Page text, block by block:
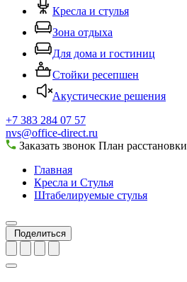
Кресла и стулья
Зона отдыха
Для дома и гостиниц
Стойки ресепшен
Акустические решения
+7 383 284 07 57
nvs@office-direct.ru
Заказать звонок План расстановки
Главная
Кресла и Стулья
Штабелируемые стулья
Поделиться